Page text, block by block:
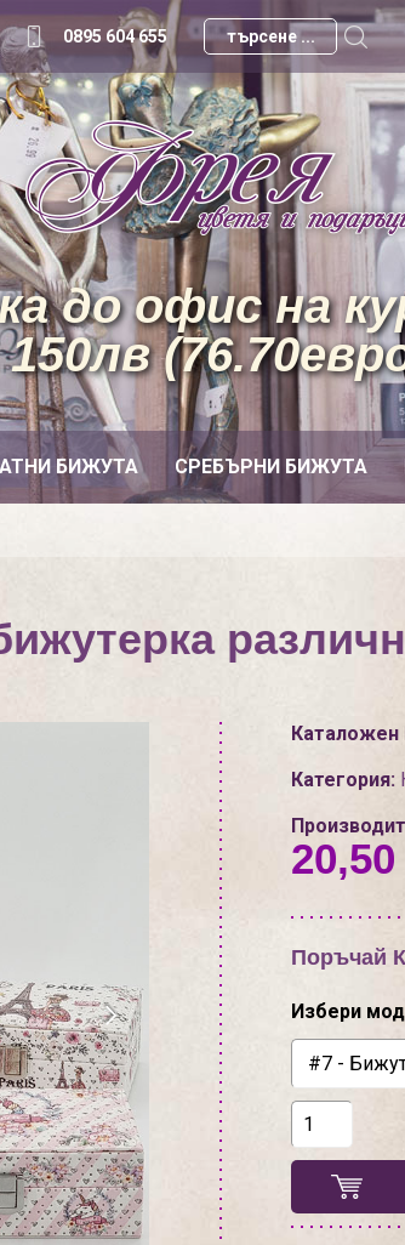
0895 604 655
БИЖУТА СРЕБЪРНИ БИЖУТА
до офис на
150лв
Категория:
Поръчай
Избери